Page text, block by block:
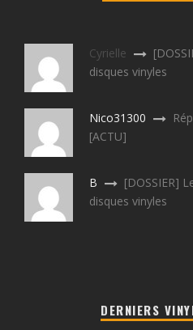
Cyrielle
disques vinyles
Nico31300
[ACTU]
B
[DOSSIER]
disques vinyles
DERNIERS